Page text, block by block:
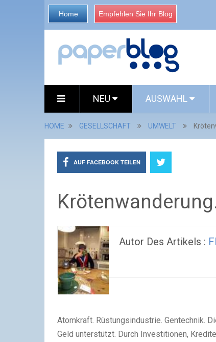
Home Empfehlen Sie Ihr Blog
NEU AUSWAHL
HOME GESELLSCHAFT UMWELT
AUF FACEBOOK TEILEN
Autor Des Artikels :
Atomkraft. Rüstungsindustrie. Gentechnik.
Geld unterstützt. Durch Investitionen,